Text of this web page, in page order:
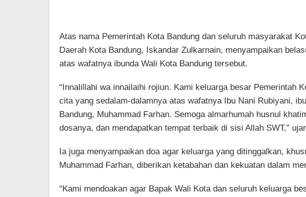
Atas nama Pemerintah Kota Bandung dan seluruh masyarakat
Daerah Kota Bandung, Iskandar Zulkarnain, menyampaikan
atas wafatnya ibunda Wali Kota Bandung tersebut.
“Innalillahi wa innailaihi rojiun. Kami keluarga besar Pemerintah
cita yang sedalam-dalamnya atas wafatnya Ibu Nani Rubiyani,
Bandung, Muhammad Farhan. Semoga almarhumah husnul
dosanya, dan mendapatkan tempat terbaik di sisi Allah SWT,”
Ia juga menyampaikan doa agar keluarga yang ditinggalkan,
Muhammad Farhan, diberikan ketabahan dan kekuatan dalam
“Kami mendoakan agar Bapak Wali Kota dan seluruh keluarga